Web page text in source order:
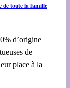
de toute la famille
d’origine
de
place à la